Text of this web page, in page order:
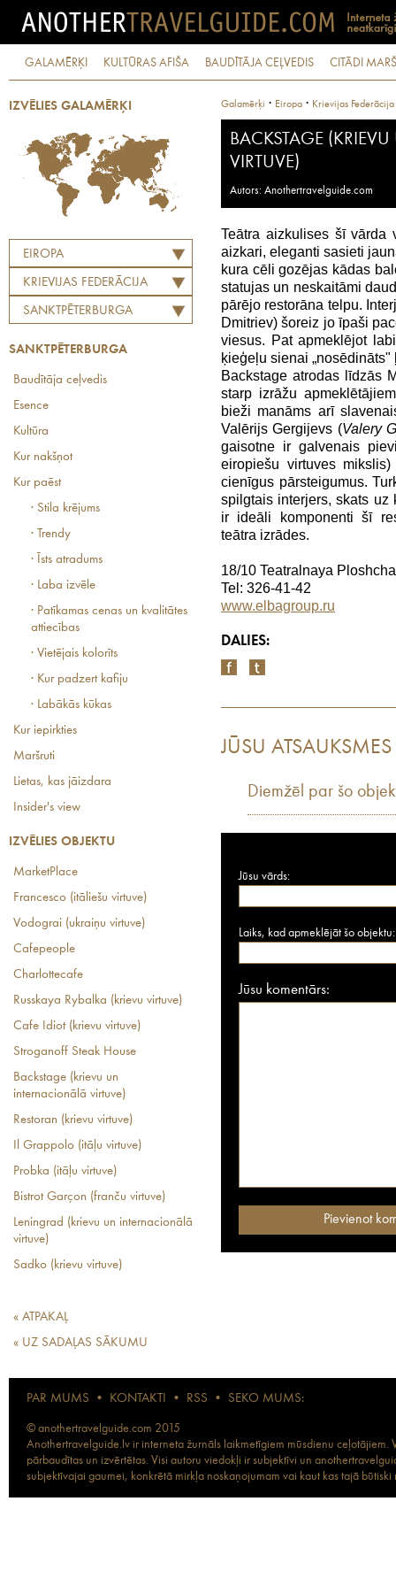
GALAMĒRĶI KULTŪRAS AFIŠA BAUDĪTĀJA CEĻVEDIS CITĀDI
IZVĒLIES GALAMĒRĶI
EIROPA
KRIEVIJAS FEDERĀCIJA
SANKTPĒTERBURGA
SANKTPĒTERBURGA
Baudītāja ceļvedis
Esence
Kultūra
Kur nakšņot
Kur paēst
· Stila krējums
· Trendy
· Īsts atradums
· Laba izvēle
· Patīkamas cenas un kvalitātes
attiecības
· Vietējais kolorīts
· Kur padzert kafiju
· Labākās kūkas
Kur iepirkties
Maršruti
Lietas, kas jāizdara
Insider's view
IZVĒLIES OBJEKTU
MarketPlace
Francesco (itāliešu virtuve)
Vodograi (ukraiņu virtuve)
Cafepeople
Charlottecafe
Russkaya Rybalka (krievu virtuve)
Cafe Idiot (krievu virtuve)
Stroganoff Steak House
Backstage (krievu un
internacionālā virtuve)
Restoran (krievu virtuve)
Il Grappolo (itāļu virtuve)
Probka (itāļu virtuve)
Bistrot Garçon (franču virtuve)
Leningrad (krievu un internacionālā
virtuve)
Sadko (krievu virtuve)
« ATPAKAĻ
« UZ SADAĻAS SĀKUMU
Galamērķi · Eiropa · Krievijas Federācija
BACKSTAGE
VIRTUVE)
Autors: Anothertravelguide.com
Teātra aizkulises šī vārda
aizkari, eleganti sasieti
kura cēli gozējas kādas
statujas un neskaitāmi
pārējo restorāna telpu.
Dmitriev) šoreiz jo īpaši
viesus. Pat apmeklējot
ķieģeļu sienai
Backstage atrodas līdzās
starp izrāžu
bieži manāms arī
Valērijs Gergijevs (Valery
gaisotne ir galvenais
eiropiešu virtuves
cienīgus pārsteigumus.
spilgtais interjers, skats
ir ideāli komponenti šī
teātra izrādes.
18/10 Teatralnaya
Tel: 326-41-42
www.elbagroup.ru
DALIES:
JŪSU ATSAUKSMES
Diemžēl par šo
Jūsu vārds:
Laiks, kad apmeklējāt šo objektu:
Jūsu komentārs:
PAR MUMS • KONTAKTI • RSS • SEKO MUMS:
© anothertravelguide.com 2015
Anothertravelguide.lv ir interneta žurnāls laikmetīgiem mūsdienu
pārbaudītas un izvērtētas. Visi autoru viedokļi ir subjektīvi un
subjektīvajai gaumei, konkrētā mirkļa noskaņojumam vai kaut kas tajā